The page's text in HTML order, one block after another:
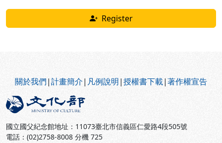
Register
關於我們|計畫簡介| 凡例說明|授權書下載|著作權宣告
國立國父紀念館地址：11073臺北市信義區仁愛路4段505號
電話：(02)2758-8008 分機 725